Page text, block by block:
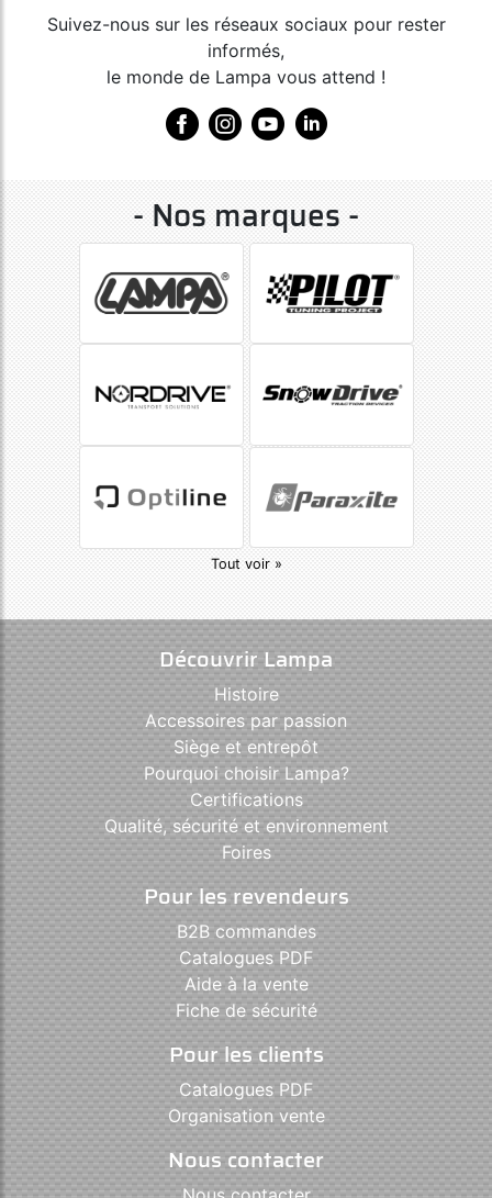
Suivez-nous sur les réseaux sociaux pour rester
informés,
le monde de Lampa vous attend !
- Nos marques -
Tout voir »
Découvrir Lampa
Histoire
Accessoires par passion
Siège et entrepôt
Pourquoi choisir Lampa?
Certifications
Qualité, sécurité et environnement
Foires
Pour les revendeurs
B2B commandes
Catalogues PDF
Aide à la vente
Fiche de sécurité
Pour les clients
Catalogues PDF
Organisation vente
Nous contacter